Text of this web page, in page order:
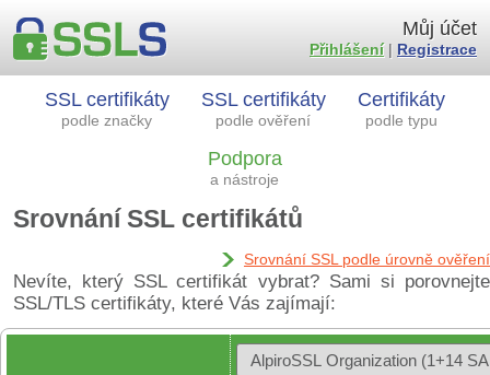
SSL certifikáty
podle značky
SSL certifikáty
podle ověření
Certifikáty
podle typu
Podpora
a nástroje
Můj účet
Přihlášení| Registrace
Srovnání SSL certifikátů
Srovnání SSL podle úrovně ověření
Nevíte, který SSL certifikát vybrat? Sami si porovnejte
SSL/TLS certifikáty, které Vás zajímají: